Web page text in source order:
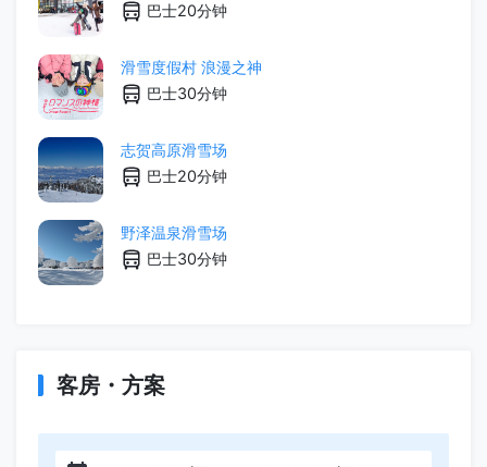
巴士20分钟
滑雪度假村 浪漫之神
巴士30分钟
志贺高原滑雪场
巴士20分钟
野泽温泉滑雪场
巴士30分钟
客房・方案